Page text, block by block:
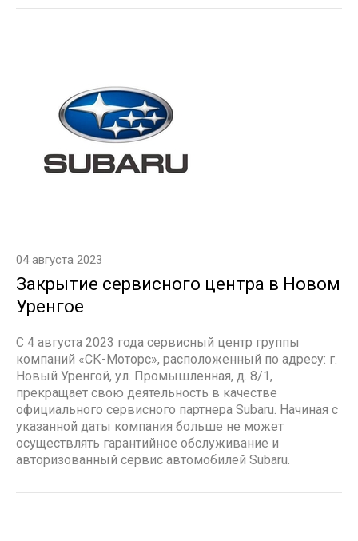
04 августа 2023
Закрытие сервисного центра в Новом
Уренгое
С 4 августа 2023 года сервисный центр группы
компаний «СК-Моторс», расположенный по адресу: г.
Новый Уренгой, ул. Промышленная, д. 8/1,
прекращает свою деятельность в качестве
официального сервисного партнера Subaru. Начиная с
указанной даты компания больше не может
осуществлять гарантийное обслуживание и
авторизованный сервис автомобилей Subaru.